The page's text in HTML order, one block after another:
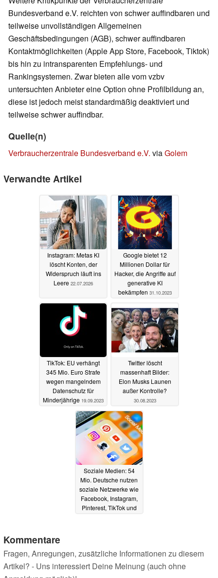
Bundesverband e.V. reichten von schwer auffindbaren und
teilweise unvollständigen Allgemeinen
Geschäftsbedingungen (AGB), schwer auffindbaren
Kontaktmöglichkeiten (Apple App Store, Facebook, Tiktok)
bis hin zu intransparenten Empfehlungs- und
Rankingsystemen. Zwar bieten alle vom vzbv
untersuchten Anbieter eine Option ohne Profilbildung an,
diese ist jedoch meist standardmäßig deaktiviert und
teilweise schwer auffindbar.
Quelle(n)
Verbraucherzentrale Bundesverband e.V. viaGolem
Verwandte Artikel
Instagram: Metas KI
löscht Konten, der
Widerspruch läuft ins
Leere 22.07.2026
Google bietet 12
Millionen Dollar für
Hacker, die Angriffe auf
generative KI
bekämpfen 31.10.2023
TikTok: EU verhängt
345 Mio. Euro Strafe
wegen mangelndem
Datenschutz für
Minderjährige 19.09.2023
Twitter löscht
massenhaft Bilder:
Elon Musks Launen
außer Kontrolle?
30.08.2023
Soziale Medien: 54
Mio. Deutsche nutzen
soziale Netzwerke wie
Facebook, Instagram,
Pinterest, TikTok und
Kommentare
Fragen, Anregungen, zusätzliche Informationen zu diesem
Artikel? - Uns interessiert Deine Meinung (auch ohne